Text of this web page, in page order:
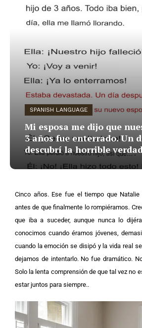
SPANISH LANGUAGE
Mi esposa me dijo que
3 años fue enterrado. Un
descubrí la horrible
Cinco años. Ese fue el tiempo que
antes de que finalmente lo rompiéramos.
que iba a suceder, aunque nunca lo
conocimos cuando éramos jóvenes,
cuando la emoción se disipó y la vida real
dejamos de intentarlo. No fue dramático.
Solo la lenta comprensión de que tal vez no
estar juntos para siempre..